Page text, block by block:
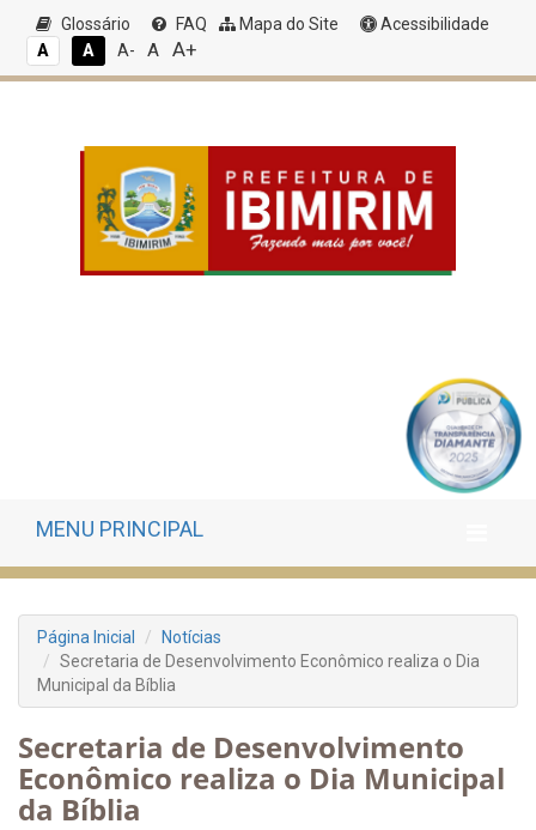
Glossário FAQ Mapa do Site
Acessibilidade
A
A A- A A+
MENU PRINCIPAL
Página Inicial
Notícias
Secretaria de Desenvolvimento Econômico realiza o Dia
Municipal da Bíblia
Secretaria de Desenvolvimento
Econômico realiza o Dia Municipal
da Bíblia